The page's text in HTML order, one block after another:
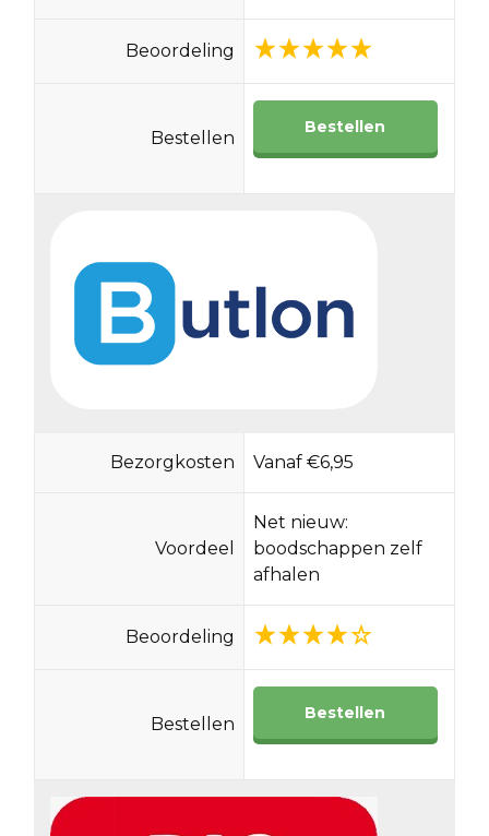
Beoordeling
Bestellen
Bestellen
Bezorgkosten Vanaf €6,95
Voordeel
Net nieuw:
boodschappen zelf
afhalen
Beoordeling
Bestellen
Bestellen